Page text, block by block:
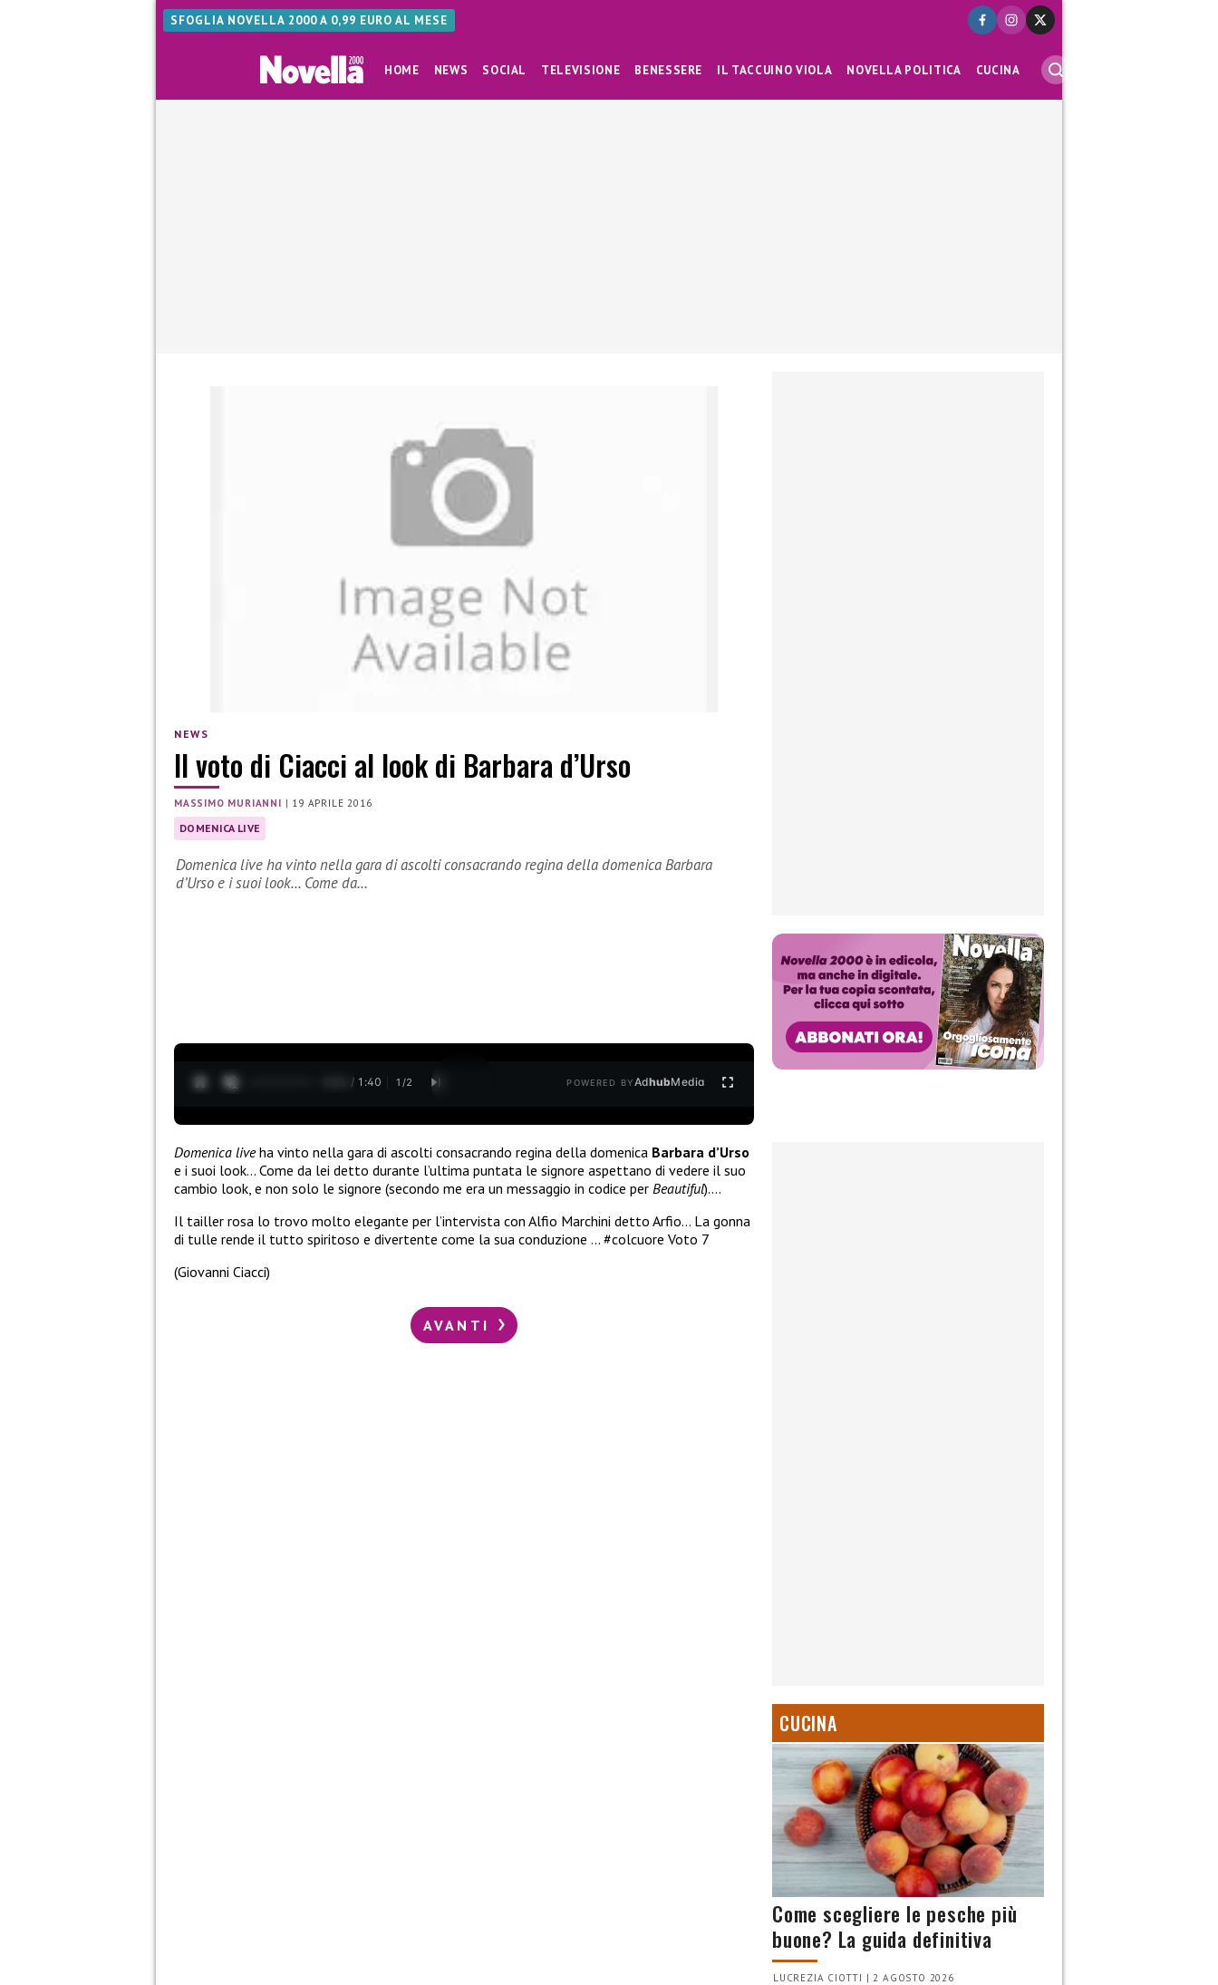
SFOGLIA NOVELLA 2000 A 0,99 EURO AL MESE
HOME NEWS SOCIAL TELEVISIONE BENESSERE IL TACCUINO VIOLA NOVELLA POLITICA CUCINA
NEWS
Il voto di Ciacci al look di Barbara d’Urso
MASSIMO MURIANNI | 19 APRILE 2016
DOMENICA LIVE
Domenica live ha vinto nella gara di ascolti consacrando regina della domenica Barbara
d’Urso e i suoi look… Come da…
0:27 / 1:40 1 /2 POWERED BYAdhubMedia
Domenica liveha vinto nella gara di ascolti consacrando regina della domenica Barbara d’Urso
e i suoi look… Come da lei detto durante l’ultima puntata le signore aspettano di vedere il suo
cambio look, e non solo le signore (secondo me era un messaggio in codice per Beautiful)….
Il tailler rosa lo trovo molto elegante per l’intervista con Alfio Marchini detto Arfio… La gonna
di tulle rende il tutto spiritoso e divertente come la sua conduzione … #colcuore Voto 7
(Giovanni Ciacci)
AVANTI
CUCINA
Come scegliere le pesche più
buone? La guida definitiva
LUCREZIA CIOTTI | 2 AGOSTO 2026